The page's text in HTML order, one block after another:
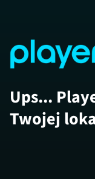
Ups...
Twojej